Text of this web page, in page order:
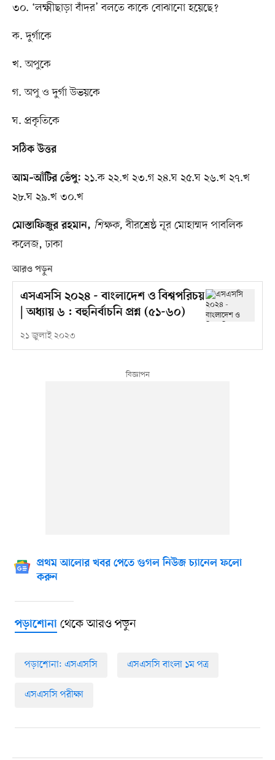
৩০. ‘লক্ষ্মীছাড়া বাঁদর’ বলতে কাকে বোঝানো হয়েছে?
ক. দুর্গাকে
খ. অপুকে
গ. অপু ও দুর্গা উভয়কে
ঘ. প্রকৃতিকে
সঠিক উত্তর
আম–আঁটির ভেঁপু: ২১.ক ২২.খ ২৩.গ ২৪.ঘ ২৫.ঘ ২৬.খ ২৭.খ
২৮.ঘ ২৯.খ ৩০.খ
মোস্তাফিজুর রহমান, শিক্ষক, বীরশ্রেষ্ঠ নূর মোহাম্মদ পাবলিক
কলেজ, ঢাকা
আরও পড়ুন
এসএসসি ২০২৪ - বাংলাদেশ ও বিশ্বপরিচয়
| অধ্যায় ৬ : বহুনির্বাচনি প্রশ্ন (৫১-৬০)
২১ জুলাই ২০২৩
প্রথম আলোর খবর পেতে গুগল নিউজ চ্যানেল ফলো
করুন
পড়াশোনাথেকে আরও পড়ুন
পড়াশোনা: এসএসসি এসএসসি বাংলা ১ম পত্র
এসএসসি পরীক্ষা